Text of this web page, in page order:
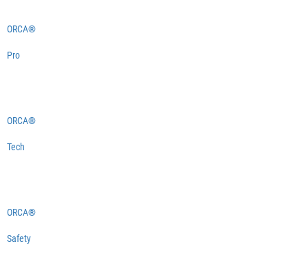
ORCA®
Pro
ORCA®
Tech
ORCA®
Safety